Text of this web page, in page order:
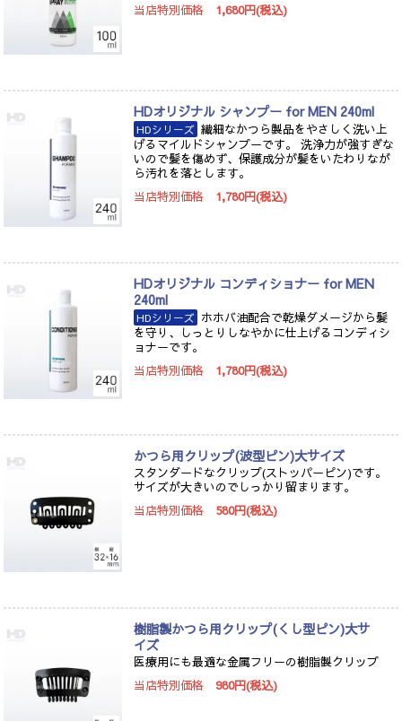
当店特別価格 1,680円(税込)
HDオリジナル シャンプー for MEN 240ml
HDシリーズ 繊細なかつら製品をやさしく洗い上
げるマイルドシャンプーです。 洗浄力が強すぎな
いので髪を傷めず、保護成分が髪をいたわりなが
ら汚れを落とします。
当店特別価格 1,780円(税込)
HDオリジナル コンディショナー for MEN
240ml
HDシリーズ ホホバ油配合で乾燥ダメージから髪
を守り、しっとりしなやかに仕上げるコンディシ
ョナーです。
当店特別価格 1,780円(税込)
かつら用クリップ(波型ピン)大サイズ
スタンダードなクリップ(ストッパーピン)です。
サイズが大きいのでしっかり留まります。
当店特別価格 580円(税込)
樹脂製かつら用クリップ(くし型ピン)大サ
イズ
医療用にも最適な金属フリーの樹脂製クリップ
当店特別価格980円(税込)